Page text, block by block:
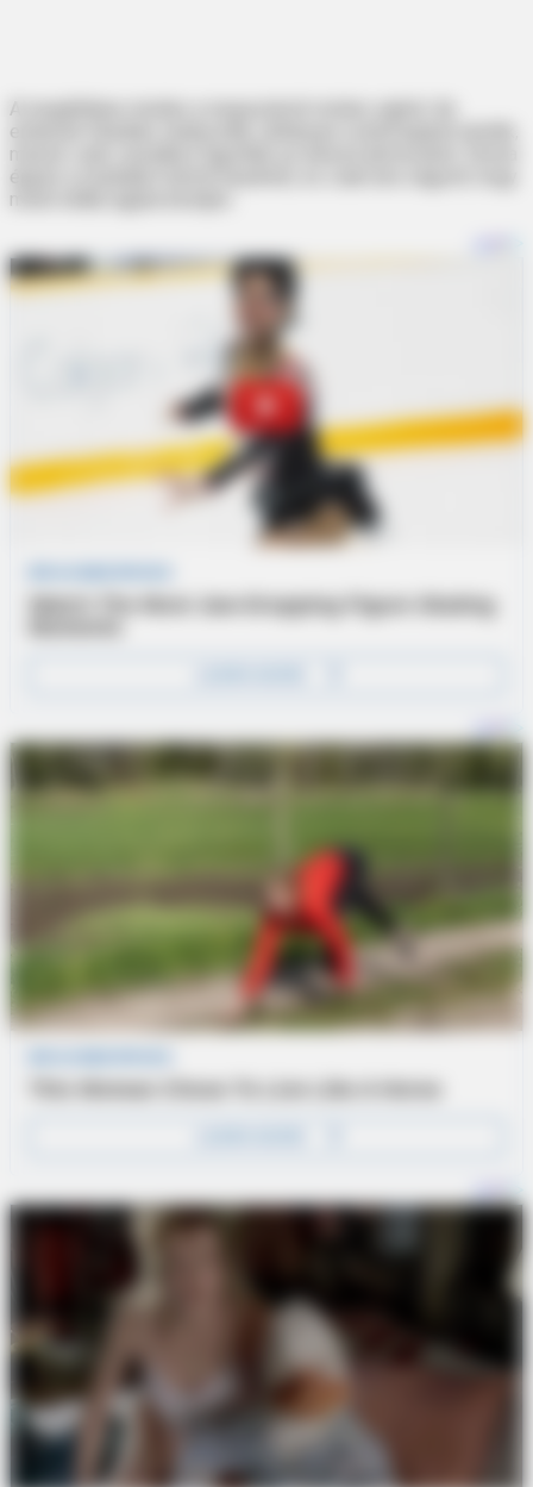
A megállóban minden a megszokott módon zajlott. Az
emberek fáradtan várakoztak, néhányan a telefonjukat nézték,
éppen a munkából tartott hazafelé, és csak arra vágyott, hogy